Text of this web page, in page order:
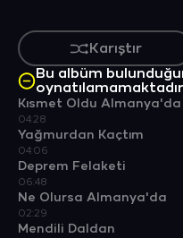
Karıştır
Bu albüm
Kısmet Oldu Almanya'da
04:28
Yağmurdan Kaçtım
04:06
Deprem Felaketi
06:48
Ne Olursa Almanya'da
02:29
Mendili Daldan